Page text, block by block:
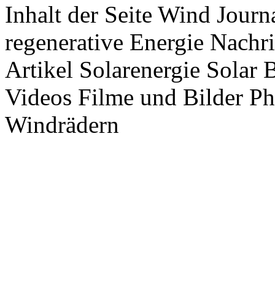
Inhalt der Seite Wind
regenerative Energie
Artikel Solarenergie Solar
Videos Filme und Bilder
Windrädern